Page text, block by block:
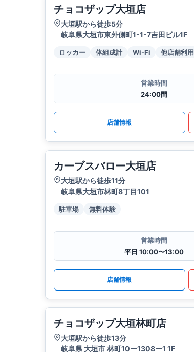
チョコザップ大垣店
大垣駅から徒歩5分
岐阜県大垣市東外側町1-1-7吉田ビル1F
ロッカー 体組成計 Wi-Fi 他店舗利用
営業時間
24:00間
店舗情報
カーブスバロー大垣店
大垣駅から徒歩11分
岐阜県大垣市林町8丁目101
駐車場 無料体験
営業時間
平日 10:00〜13:00
店舗情報
チョコザップ大垣林町店
大垣駅から徒歩13分
岐阜県 大垣市 林町10ー1308ー1 1F